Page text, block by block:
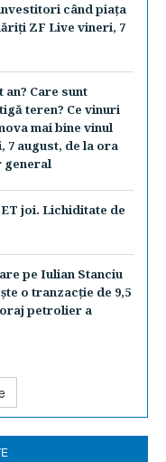
când piaţa
ZF Live vineri, 7
an? Care sunt
teren? Ce vinuri
mai bine vinul
7 august, de la ora
general
joi. Lichiditate de
pe Iulian Stanciu
o tranzacţie de 9,5
petrolier a